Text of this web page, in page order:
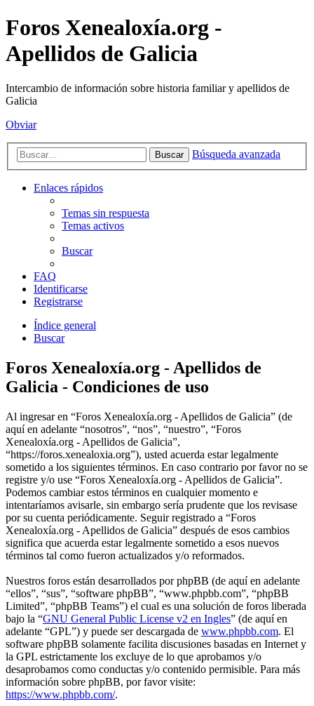
Foros Xenealoxía.org -
Apellidos de Galicia
Intercambio de información sobre historia familiar y apellidos de
Galicia
Obviar
Buscar Búsqueda avanzada
Enlaces rápidos
Temas sin respuesta
Temas activos
Buscar
FAQ
Identificarse
Registrarse
Índice general
Buscar
Foros Xenealoxía.org - Apellidos de
Galicia - Condiciones de uso
Al ingresar en “Foros Xenealoxía.org - Apellidos de Galicia” (de
aquí en adelante “nosotros”, “nos”, “nuestro”, “Foros
Xenealoxía.org - Apellidos de Galicia”,
“https://foros.xenealoxia.org”), usted acuerda estar legalmente
sometido a los siguientes términos. En caso contrario por favor no se
registre y/o use “Foros Xenealoxía.org - Apellidos de Galicia”.
Podemos cambiar estos términos en cualquier momento e
intentaríamos avisarle, sin embargo sería prudente que los revisase
por su cuenta periódicamente. Seguir registrado a “Foros
Xenealoxía.org - Apellidos de Galicia” después de esos cambios
significa que acuerda estar legalmente sometido a esos nuevos
términos tal como fueron actualizados y/o reformados.
Nuestros foros están desarrollados por phpBB (de aquí en adelante
“ellos”, “sus”, “software phpBB”, “www.phpbb.com”, “phpBB
Limited”, “phpBB Teams”) el cual es una solución de foros liberada
bajo la “GNU General Public License v2 en Ingles” (de aquí en
adelante “GPL”) y puede ser descargada de www.phpbb.com. El
software phpBB solamente facilita discusiones basadas en Internet y
la GPL estrictamente los excluye de lo que aprobamos y/o
desaprobamos como conductas y/o contenido permisible. Para más
información sobre phpBB, por favor visite:
https://www.phpbb.com/.